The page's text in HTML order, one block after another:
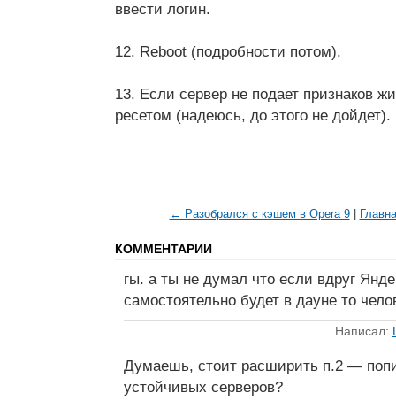
ввести логин.
12. Reboot (подробности потом).
13. Если сервер не подает признаков
ресетом (надеюсь, до этого не дойдет).
← Разобрался с кэшем в Opera 9|
КОММЕНТАРИИ
гы. а ты не думал что если вдруг
самостоятельно будет в дауне то
Написал:
Думаешь, стоит расширить п.2 —
устойчивых серверов?